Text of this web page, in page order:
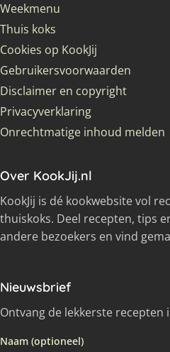
Weekmenu
Thuis koks
Cookies op KookJij
Gebruikersvoorwaarden
Disclaimer en copyright
Privacyverklaring
Onrechtmatige inhoud melden
Over KookJij.nl
KookJij is dé kookwebsite vol
thuiskoks. Deel recepten, tips
andere bezoekers en vind
Nieuwsbrief
Ontvang de lekkerste recepten
Naam (optioneel)